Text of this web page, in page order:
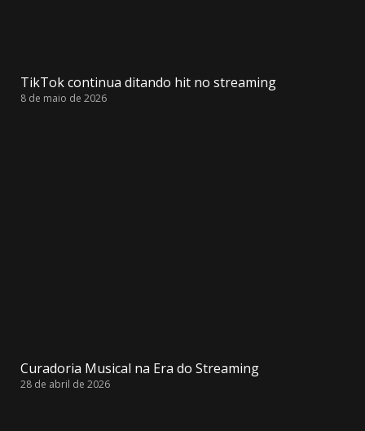
TikTok continua ditando hit no streaming
8 de maio de 2026
Curadoria Musical na Era do Streaming
28 de abril de 2026